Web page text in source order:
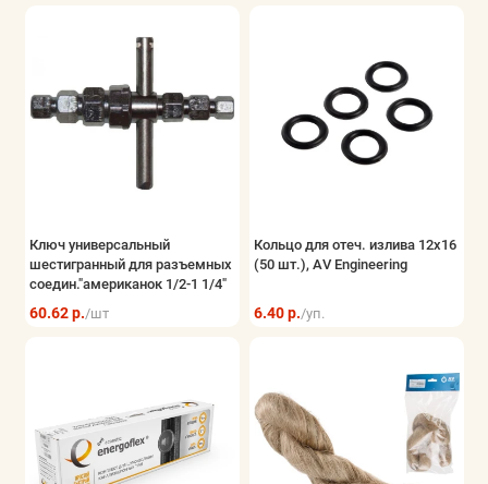
Ключ универсальный
шестигранный для разъемных
соедин."американок 1/2-1 1/4"
60.62 р./шт
Кольцо для отеч. излива 12х16
(50 шт.), AV Engineering
6.40 р./уп.